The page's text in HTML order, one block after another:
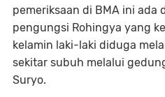
pemeriksaan di BMA ini ada
pengungsi Rohingya yang
kelamin laki-laki diduga
sekitar subuh melalui
Suryo.